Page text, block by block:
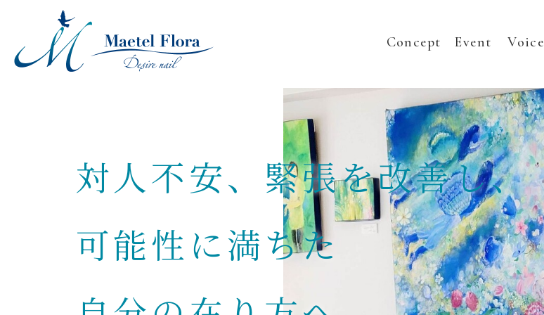
Concept Event Voice
対人不安、緊張を改善し、
可能性に満ちた